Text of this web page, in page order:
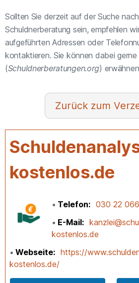
Sollten Sie derzeit auf der Suche
Schuldnerberatung sein, empfehlen
aufgeführten Adressen oder
kontaktieren. Sie können dabei gerne
(Schuldnerberatungen.org)
kostenlos.de
Telefon
030 22
E-Mail
kostenlos.de
Webseite
https://
kostenlos.de/